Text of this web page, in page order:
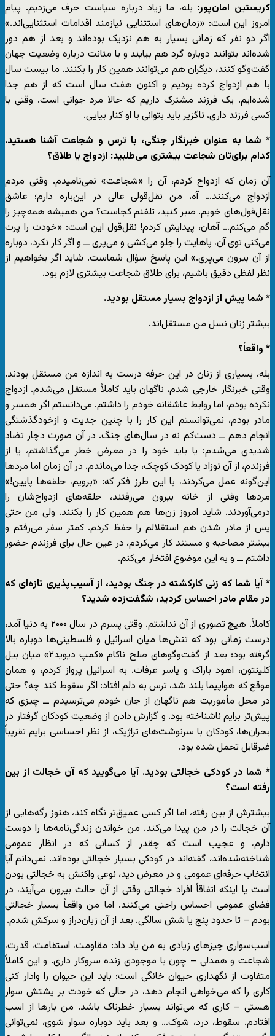
کریستین امان‌پور: بله، ما زیاد درباره سیاست حرف می‌زدیم. پیام
امروز این است: «زمان‌های استثنایی نیازمند اقدامات استثنایی‌اند.»
اگر دو نفر که زمانی بسیار به هم نزدیک بوده‌اند و بعد از هم دور
شده‌اند بتوانند دوباره گرد هم بیایند و با متانت درباره وضعیت جهان
گفت‌وگو کنند، دیگران هم می‌توانند همین کار را بکنند. ما بیست سال
با هم ازدواج کرده بودیم و اکنون هفت سال است که از هم جدا
شده‌ایم. یک فرزند مشترک داریم که حالا مرد جوانی است. وقتی با
کسی فرزند داری، ناگزیر باید بتوانی با او کنار بیایی.
* شما به عنوان خبرنگار جنگی، با ترس و شجاعت آشنا هستید.
کدام برای‌تان شجاعت بیشتری می‌طلبید: ازدواج یا طلاق؟
آن زمان که ازدواج کردم، آن را «شجاعت» نمی‌نامیدم. وقتی مردم
ازدواج می‌کنند… آه، من نقل‌قولی عالی در این‌باره دارم؛ عاشق
نقل‌قول‌های خوبم. صبر کنید، تلفنم کجاست؟ من همیشه همه‌چیز را
گم می‌کنم… آهان، پیدایش کردم! نقل‌قول این است: «خودت را پرت
می‌کنی توی آن، پاهایت را جلو می‌کشی و می‌پری ــ و اگر کار نکرد، دوباره
از آن بیرون می‌پری.» این پاسخ سؤال شماست. شاید اگر بخواهیم از
نظر لفظی دقیق باشیم، برای طلاق شجاعت بیشتری لازم بود.
* شما پیش از ازدواج بسیار مستقل بودید.
بیشتر زنان نسل من مستقل‌اند.
* واقعاً؟
بله، بسیاری از زنان در این حرفه درست به اندازه من مستقل بودند.
وقتی خبرنگار خارجی شدم، ناگهان باید کاملاً مستقل می‌شدم. ازدواج
نکرده بودم، اما روابط عاشقانه خودم را داشتم. می‌دانستم اگر همسر و
مادر بودم، نمی‌توانستم این کار را با چنین جدیت و ازخودگذشتگی
انجام دهم ــ دست‌کم نه در سال‌های جنگ. در آن صورت دچار تضاد
شدیدی می‌شدم: یا باید خود را در معرض خطر می‌گذاشتم، یا از
فرزندم، از آن نوزاد یا کودک کوچک، جدا می‌ماندم. در آن زمان اما مردها
این‌گونه عمل می‌کردند، با این طرز فکر که: «برویم، حلقه‌ها پایین!»
مردها وقتی از خانه بیرون می‌رفتند، حلقه‌های ازدواج‌شان را
درمی‌آوردند. شاید امروز زن‌ها هم همین کار را بکنند. ولی من حتی
پس از مادر شدن هم استقلالم را حفظ کردم. کمتر سفر می‌رفتم و
بیشتر مصاحبه و مستند کار می‌کردم، در عین حال برای فرزندم حضور
داشتم ــ و به این موضوع افتخار می‌کنم.
* آیا شما که زنی کارکشته در جنگ بودید، از آسیب‌پذیری تازه‌ای که
در مقام مادر احساس کردید، شگفت‌زده شدید؟
کاملاً. هیچ تصوری از آن نداشتم. وقتی پسرم در سال ۲۰۰۰ به دنیا آمد،
درست زمانی بود که تنش‌ها میان اسرائیل و فلسطینی‌ها دوباره بالا
گرفته بود؛ بعد از گفت‌وگوهای صلح ناکام «کمپ دیوید۲» میان بیل
کلینتون، اهود باراک و یاسر عرفات. به اسرائیل پرواز کردم، و همان
موقع که هواپیما بلند شد، ترس به دلم افتاد: اگر سقوط کند چه؟ حتی
در محل مأموریت هم ناگهان از جان خودم می‌ترسیدم ــ چیزی که
پیش‌تر برایم ناشناخته بود. و گزارش دادن از وضعیت کودکان گرفتار در
بحران‌ها، کودکان با سرنوشت‌های تراژیک، از نظر احساسی برایم تقریباً
غیرقابل تحمل شده بود.
* شما در کودکی خجالتی بودید. آیا می‌گویید که آن خجالت از بین
رفته است؟
بیشترش از بین رفته، اما اگر کسی عمیق‌تر نگاه کند، هنوز رگه‌هایی از
آن خجالت را در من پیدا می‌کند. من خواندن زندگی‌نامه‌ها را دوست
دارم، و عجیب است که چقدر از کسانی که در انظار عمومی
شناخته‌شده‌اند، گفته‌اند در کودکی بسیار خجالتی بوده‌اند. نمی‌دانم آیا
انتخاب حرفه‌ای عمومی و در معرض دید، نوعی واکنش به خجالتی بودن
است یا اینکه اتفاقاً افراد خجالتی وقتی از آن حالت بیرون می‌آیند، در
فضای عمومی احساس راحتی می‌کنند. اما من واقعاً بسیار خجالتی
بودم – تا حدود پنج یا شش سالگی. بعد از آن زبان‌دراز و سرکش شدم.
اسب‌سواری چیزهای زیادی به من یاد داد: مقاومت، استقامت، قدرت،
شجاعت و همدلی – چون با موجودی زنده سروکار داری. و این کاملاً
متفاوت از نگهداری حیوان خانگی است؛ باید این حیوان را وادار کنی
کاری را که می‌خواهی انجام دهد، در حالی که خودت بر پشتش سوار
هستی – کاری که می‌تواند بسیار خطرناک باشد. من بارها از اسب
افتادم. سقوط، درد، شوک… و بعد باید دوباره سوار شوی، نمی‌توانی